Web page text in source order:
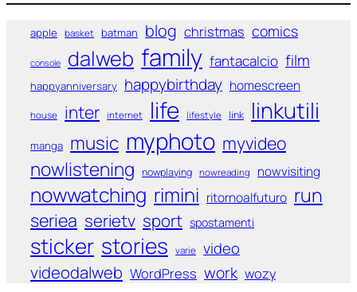
apple basket batman blog christmas comics
console dalweb family fantacalcio film
happyanniversary happybirthday homescreen
house inter internet life lifestyle link linkutili
manga music myphoto myvideo
nowlistening nowplaying nowreading nowvisiting
nowwatching rimini ritornoalfuturo run
seriea serietv sport spostamenti
sticker stories varie video
videodalweb WordPress work wozy